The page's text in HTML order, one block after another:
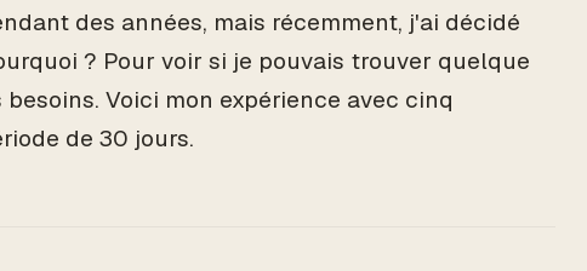
des années, mais récemment, j'ai décidé
? Pour voir si je pouvais trouver quelque
Voici mon expérience avec cinq
de 30 jours.